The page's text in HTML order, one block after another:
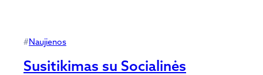
#Naujienos
Susitikimas su Socialinės